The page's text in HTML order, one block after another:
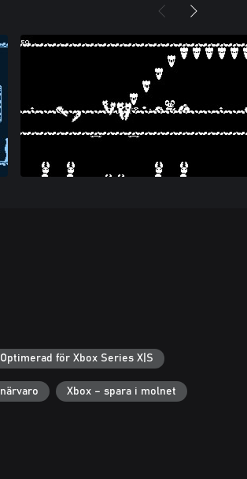
Optimerad för Xbox Series X|S
Xbox – spara i molnet